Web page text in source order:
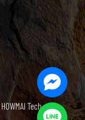
HOWMAI Tech.
Line